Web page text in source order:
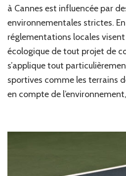
normes
environnementales
locales
influencent-
elles
la
construction
de
terrains
sportifs
?
à Cannes est influencée par
environnementales strictes.
réglementations locales
écologique de tout projet de
s’applique tout
sportives comme les terrains
en compte de